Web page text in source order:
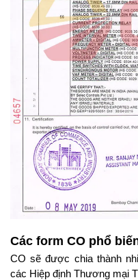
Các form CO phổ
CO sẽ được chia thành
các Hiệp định Thương mại